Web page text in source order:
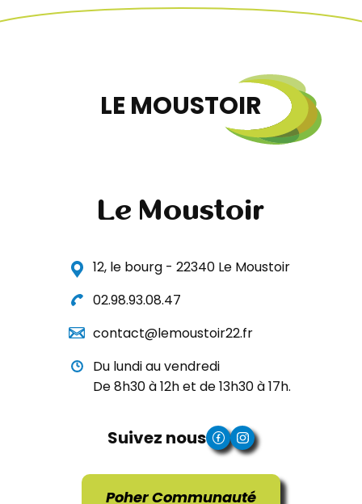
LE MOUSTOIR
Le Moustoir
12, le bourg - 22340 Le Moustoir
02.98.93.08.47
contact@lemoustoir22.fr
Du lundi au vendredi
De 8h30 à 12h et de 13h30 à 17h.
Suivez nous
Poher Communauté